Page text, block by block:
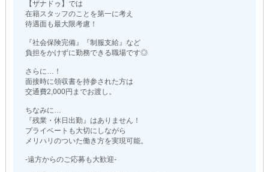
【ザナドゥ】では
在籍スタッフのことを第一に考え
待遇面も最大限考慮！
『社会保険完備』『制服支給』など
負担をかけずに勤務できる職場です◎
さらに…！
面接時に領収書を持参された方は
交通費2,000円までお渡し。
ちなみに…
『残業・休日出勤』はありません！
プライベートも大切にしながら
メリハリのついた働き方を実現可能。
-遠方からのご応募も大歓迎-